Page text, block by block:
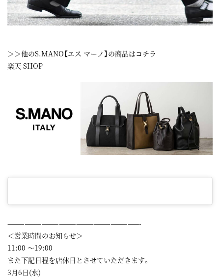
＞＞他のS.MANO【エス マーノ】の商品はコチラ
楽天 SHOP
———————————————————————-
＜営業時間のお知らせ＞
11:00 ～19:00
また下記日程を店休日とさせていただきます。
3月6日(水)